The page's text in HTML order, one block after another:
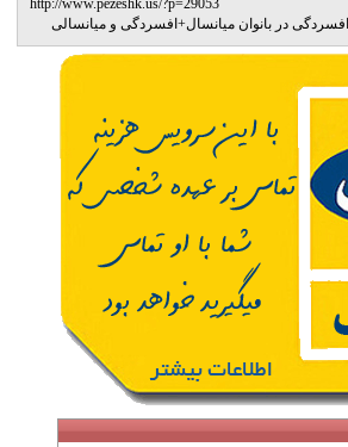
http://www.pezeshk.us/?p=29053
افسردگی در بانوان میانسال+ افسردگی و میانسالی